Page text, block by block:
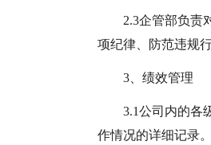
2.3企管部负责
项纪律、防范违规
3、绩效管理
3.1公司内的各
作情况的详细记录